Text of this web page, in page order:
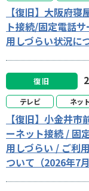
【復旧】大阪府
ト接続/固定電話
用しづらい状況に
復旧
テレビ ネッ
【復旧】小金井
ーネット接続 / 固
用しづらい / ご利
ついて（2026年7